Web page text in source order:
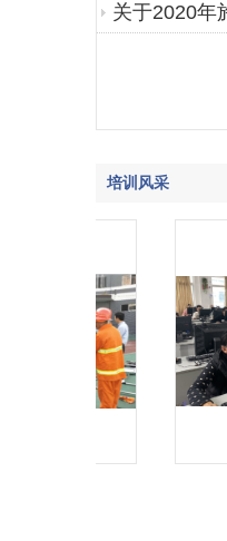
关于2020年
培训风采